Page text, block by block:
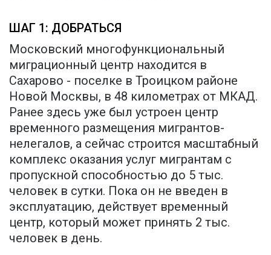
ШАГ 1: ДОБРАТЬСЯ
Московский многофункциональный
миграционный центр находится в
Сахарово - поселке в Троицком районе
Новой Москвы, в 48 километрах от МКАД.
Ранее здесь уже был устроен центр
временного размещения мигрантов-
нелегалов, а сейчас строится масштабный
комплекс оказания услуг мигрантам с
пропускной способностью до 5 тыс.
человек в сутки. Пока он не введен в
эксплуатацию, действует временный
центр, который может принять 2 тыс.
человек в день.